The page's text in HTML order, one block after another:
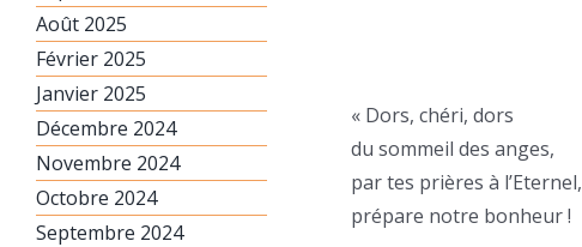
« Dors, chéri, dors
du sommeil des anges,
par tes prières à l’Eternel,
prépare notre bonheur !
Août 2025
Février 2025
Janvier 2025
Décembre 2024
Novembre 2024
Octobre 2024
Septembre 2024